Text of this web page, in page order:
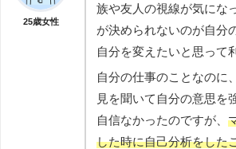
25歳女性
族や友人の視線が気にな
が決められないのが自分
自分を変えたいと思って
自分の仕事のことなのに
見を聞いて自分の意思を
自信なかったのですが、
した時に自己分析をした